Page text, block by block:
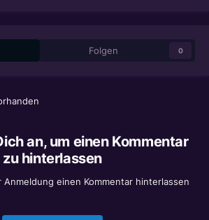
Folgen 0
an, um einen Kommentar
zu hinterlassen
Anmeldung einen Kommentar hinterlassen